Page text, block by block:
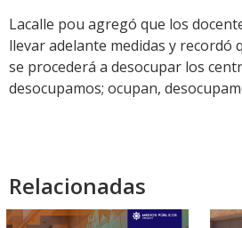
Lacalle pou agregó que los
llevar adelante medidas y recordó
se procederá a desocupar los
desocupamos; ocupan,
Relacionadas